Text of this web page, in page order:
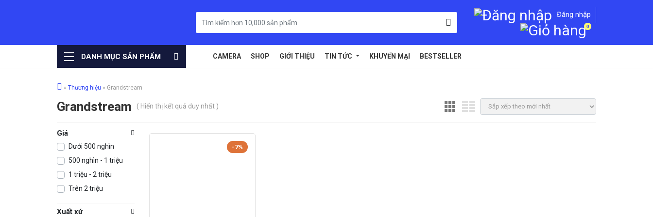
Đăng nhập
0
DANH MỤC SẢN PHẨM CAMERA SHOP GIỚI THIỆU TIN TỨC KHUYẾN MẠI BESTSELLER
» Thương hiệu » Grandstream
Grandstream ( Hiển thị kết quả duy nhất )
Giá
Dưới 500 nghìn
500 nghìn - 1 triệu
1 triệu - 2 triệu
Trên 2 triệu
Xuất xứ
-7%